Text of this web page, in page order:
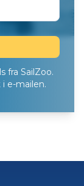
fra SailZoo.
e-mailen.